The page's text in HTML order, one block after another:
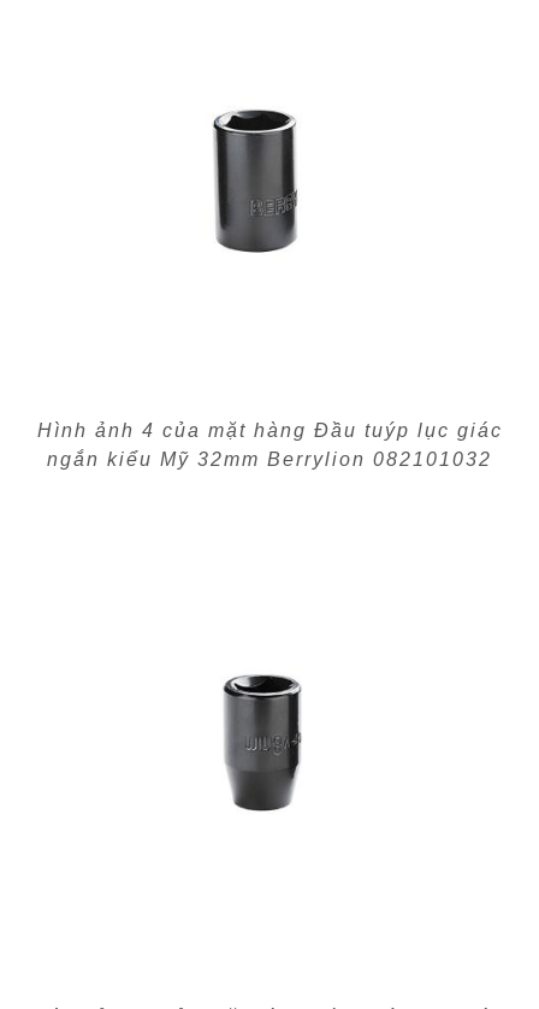
Hình ảnh 4 của mặt hàng Đầu tuýp lục giác
ngắn kiểu Mỹ 32mm Berrylion 082101032